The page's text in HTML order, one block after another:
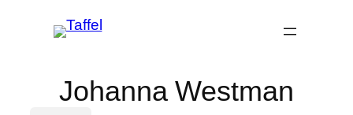
Johanna Westman